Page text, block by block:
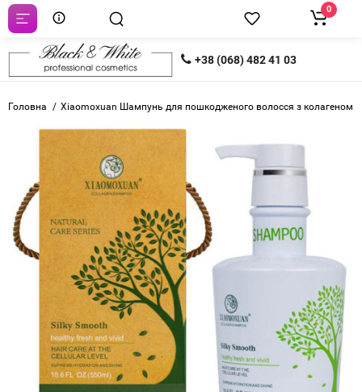
+38 (068) 482 41 03
0
Головна Xiaomoxuan Шампунь для пошкодженого волосся з колагеном